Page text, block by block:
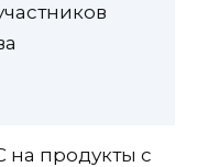
продукты с